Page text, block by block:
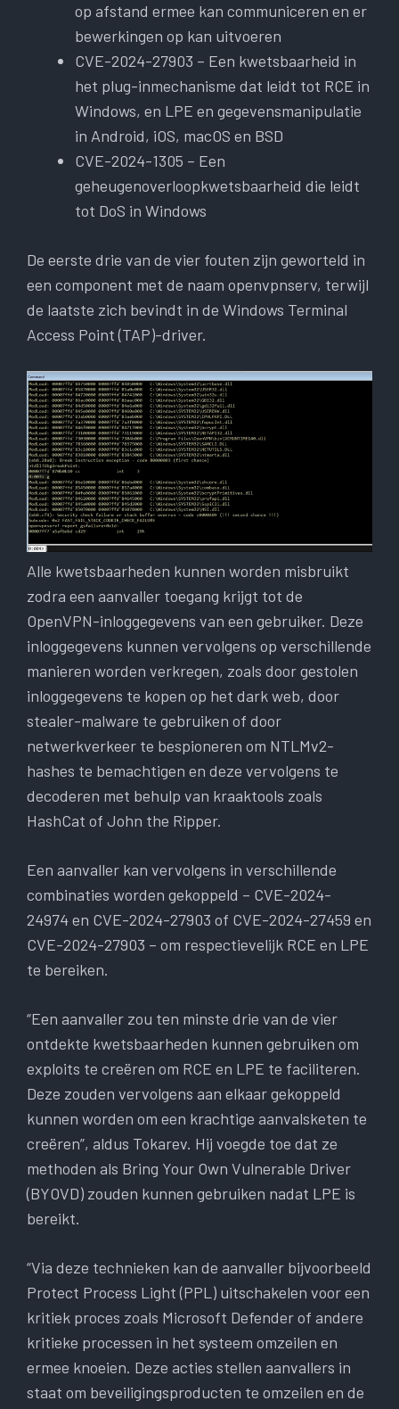
op afstand ermee kan communiceren en er
bewerkingen op kan uitvoeren
CVE-2024-27903 – Een kwetsbaarheid in
het plug-inmechanisme dat leidt tot RCE in
Windows, en LPE en gegevensmanipulatie
in Android, iOS, macOS en BSD
CVE-2024-1305 – Een
geheugenoverloopkwetsbaarheid die leidt
tot DoS in Windows
De eerste drie van de vier fouten zijn geworteld in
een component met de naam openvpnserv, terwijl
de laatste zich bevindt in de Windows Terminal
Access Point (TAP)-driver.
Alle kwetsbaarheden kunnen worden misbruikt
zodra een aanvaller toegang krijgt tot de
OpenVPN-inloggegevens van een gebruiker. Deze
inloggegevens kunnen vervolgens op verschillende
manieren worden verkregen, zoals door gestolen
inloggegevens te kopen op het dark web, door
stealer-malware te gebruiken of door
netwerkverkeer te bespioneren om NTLMv2-
hashes te bemachtigen en deze vervolgens te
decoderen met behulp van kraaktools zoals
HashCat of John the Ripper.
Een aanvaller kan vervolgens in verschillende
combinaties worden gekoppeld – CVE-2024-
24974 en CVE-2024-27903 of CVE-2024-27459 en
CVE-2024-27903 – om respectievelijk RCE en LPE
te bereiken.
“Een aanvaller zou ten minste drie van de vier
ontdekte kwetsbaarheden kunnen gebruiken om
exploits te creëren om RCE en LPE te faciliteren.
Deze zouden vervolgens aan elkaar gekoppeld
kunnen worden om een ​​krachtige aanvalsketen te
creëren”, aldus Tokarev. Hij voegde toe dat ze
methoden als Bring Your Own Vulnerable Driver
(BYOVD) zouden kunnen gebruiken nadat LPE is
bereikt.
“Via deze technieken kan de aanvaller bijvoorbeeld
Protect Process Light (PPL) uitschakelen voor een
kritiek proces zoals Microsoft Defender of andere
kritieke processen in het systeem omzeilen en
ermee knoeien. Deze acties stellen aanvallers in
staat om beveiligingsproducten te omzeilen en de